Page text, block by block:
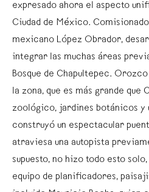
expresado ahora el aspecto
Ciudad de México.
mexicano López Obrador,
integrar las muchas áreas
Bosque de Chapultepec.
la zona, que es más grande que
zoológico, jardines botánicos y
construyó un espectacular
atraviesa una autopista
supuesto, no hizo todo esto
equipo de planificadores,